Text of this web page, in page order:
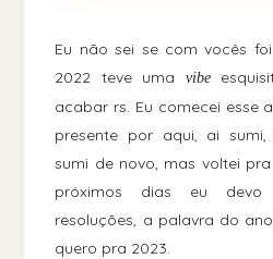
Eu não sei se com vocês
2022 teve uma
vibe
acabar rs. Eu comecei esse
presente por aqui, ai
sumi de novo, mas voltei
próximos dias eu
resoluções, a palavra do
quero pra 2023.